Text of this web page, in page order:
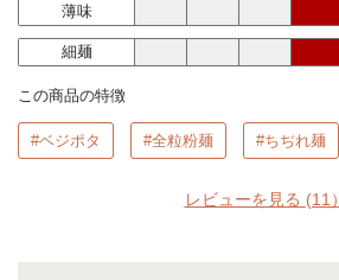
薄味
細麺
この商品の特徴
#ベジポタ #全粒粉麺 #ちぢれ麺
レビューを見る (11）